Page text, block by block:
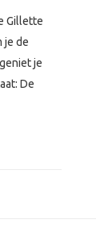
Gillette
je de
je
De